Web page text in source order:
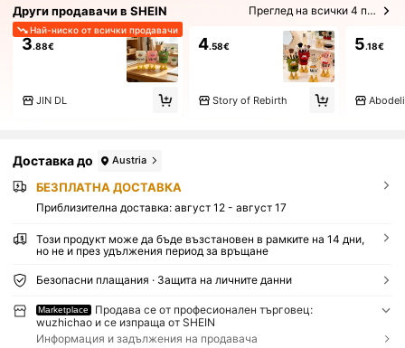
Други продавачи в SHEIN Преглед на всички 4 продавачи
Най-ниско от всички продавачи
3.88€
JIN DL
4.58€
Story of Rebirth
5.18€
Доставка до Austria
БЕЗПЛАТНА ДОСТАВКА
Приблизителна доставка: август 12 - август 17
Този продукт може да бъде възстановен в рамките на 14 дни,
но не и през удължения период за връщане
Безопасни плащания · Защита на личните данни
Marketplace
Продава се от професионален търговец:
wuzhichao и се изпраща от SHEIN
Информация и задължения на продавача